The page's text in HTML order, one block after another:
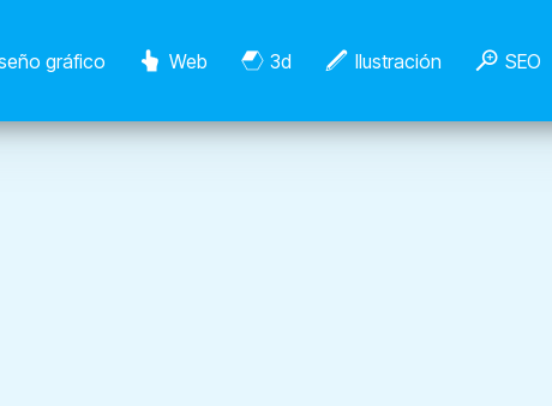
gráfico Web 3d Ilustración SEO